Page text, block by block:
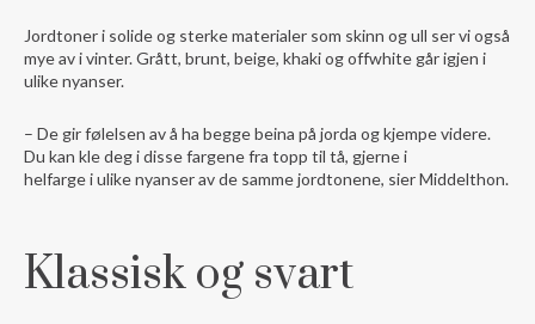
Jordtoner i solide og sterke materialer som skinn og ull ser vi også
mye av i vinter. Grått, brunt, beige, khaki og offwhite går igjen i
ulike nyanser.
– De gir følelsen av å ha begge beina på jorda og kjempe videre.
Du kan kle deg i disse fargene fra topp til tå, gjerne i
helfarge i ulike nyanser av de samme jordtonene, sier Middelthon.
Klassisk og svart